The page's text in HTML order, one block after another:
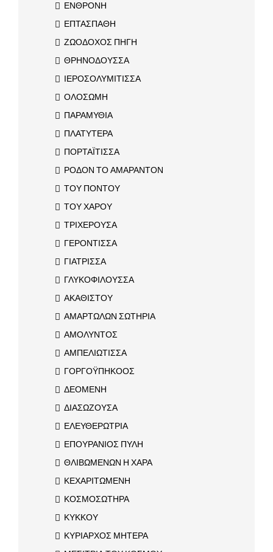
ΕΝΘΡΟΝΗ
ΕΠΤΑΣΠΑΘΗ
ΖΩΟΔΟΧΟΣ ΠΗΓΗ
ΘΡΗΝΟΔΟΥΣΣΑ
ΙΕΡΟΣΟΛΥΜΙΤΙΣΣΑ
ΟΛΟΣΩΜΗ
ΠΑΡΑΜΥΘΙΑ
ΠΛΑΤΥΤΕΡΑ
ΠΟΡΤΑΪΤΙΣΣΑ
ΡΟΔΟΝ ΤΟ ΑΜΑΡΑΝΤΟΝ
ΤΟΥ ΠΟΝΤΟΥ
ΤΟΥ ΧΑΡΟΥ
ΤΡΙΧΕΡΟΥΣΑ
ΓΕΡΟΝΤΙΣΣΑ
ΓΙΑΤΡΙΣΣΑ
ΓΛΥΚΟΦΙΛΟΥΣΣΑ
ΑΚΑΘΙΣΤΟΥ
ΑΜΑΡΤΩΛΩΝ ΣΩΤΗΡΙΑ
ΑΜΟΛΥΝΤΟΣ
ΑΜΠΕΛΙΩΤΙΣΣΑ
ΓΟΡΓΟΫΠΗΚΟΟΣ
ΔΕΟΜΕΝΗ
ΔΙΑΣΩΖΟΥΣΑ
ΕΛΕΥΘΕΡΩΤΡΙΑ
ΕΠΟΥΡΑΝΙΟΣ ΠΥΛΗ
ΘΛΙΒΩΜΕΝΩΝ Η ΧΑΡΑ
ΚΕΧΑΡΙΤΩΜΕΝΗ
ΚΟΣΜΟΣΩΤΗΡΑ
ΚΥΚΚΟΥ
ΚΥΡΙΑΡΧΟΣ ΜΗΤΕΡΑ